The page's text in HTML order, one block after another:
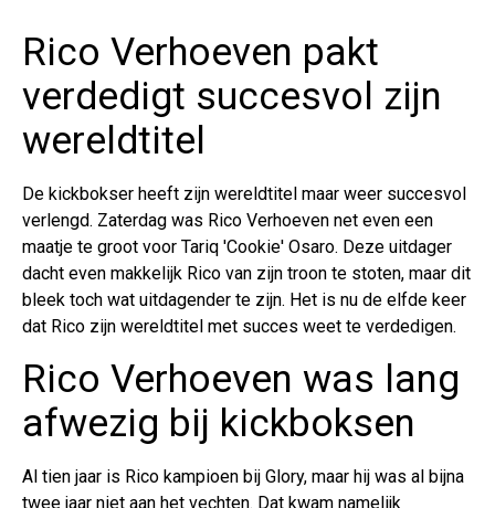
Rico Verhoeven pakt
verdedigt succesvol zijn
wereldtitel
De kickbokser heeft zijn wereldtitel maar weer succesvol
verlengd. Zaterdag was Rico Verhoeven net even een
maatje te groot voor Tariq 'Cookie' Osaro. Deze uitdager
dacht even makkelijk Rico van zijn troon te stoten, maar dit
bleek toch wat uitdagender te zijn. Het is nu de elfde keer
dat Rico zijn wereldtitel met succes weet te verdedigen.
Rico Verhoeven was lang
afwezig bij kickboksen
Al tien jaar is Rico kampioen bij Glory, maar hij was al bijna
twee jaar niet aan het vechten. Dat kwam namelijk